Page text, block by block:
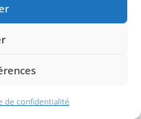
de confidentialité